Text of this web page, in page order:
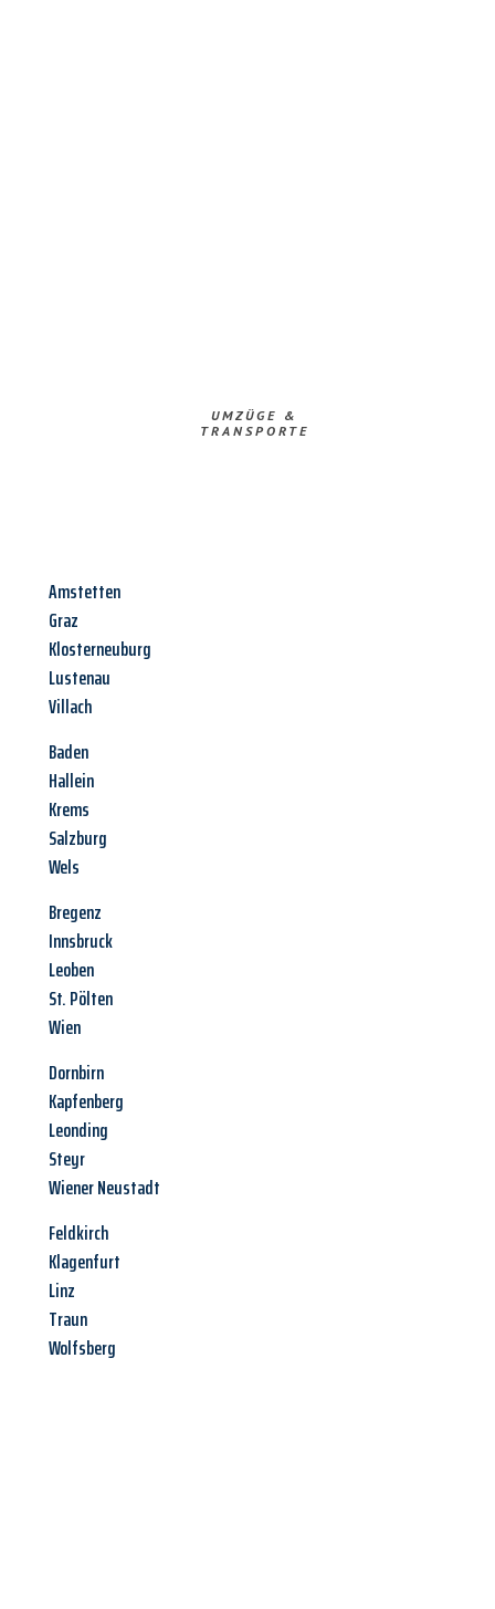
UMZÜGE &
TRANSPORTE
Amstetten
Graz
Klosterneuburg
Lustenau
Villach
Baden
Hallein
Krems
Salzburg
Wels
Bregenz
Innsbruck
Leoben
St. Pölten
Wien
Dornbirn
Kapfenberg
Leonding
Steyr
Wiener Neustadt
Feldkirch
Klagenfurt
Linz
Traun
Wolfsberg